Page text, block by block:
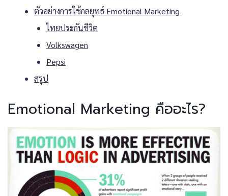
ตัวอย่างการใช้กลยุทธ์ Emotional Marketing
ไทยประกันชีวิต
Volkswagen
Pepsi
สรุป
Emotional Marketing คืออะไร?